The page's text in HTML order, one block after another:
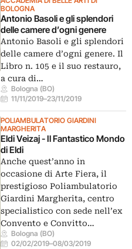
BOLOGNA
Antonio Basoli e gli splendori
delle camere d’ogni genere
Antonio Basoli e gli splendori
delle camere d’ogni genere. Il
Libro n. 105 e il suo restauro,
a cura di…
Bologna (BO)
11/11/2019–23/11/2019
POLIAMBULATORIO GIARDINI
MARGHERITA
Eldi Veizaj - Il Fantastico Mondo
di Eldi
Anche quest’anno in
occasione di Arte Fiera, il
prestigioso Poliambulatorio
Giardini Margherita, centro
specialistico con sede nell’ex
Convento e Convitto…
Bologna (BO)
02/02/2019–08/03/2019